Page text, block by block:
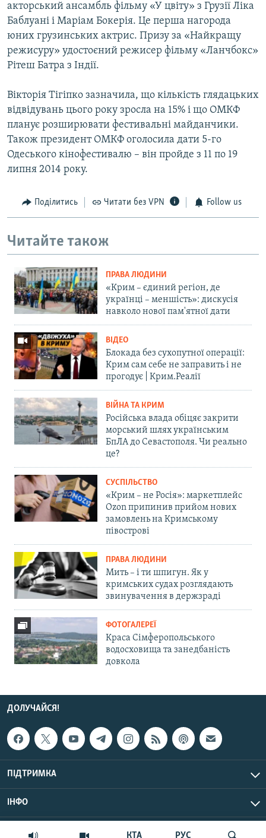
КТА РУС
акторський ансамбль фільму «У цвіту» з Грузії Ліка
Баблуані і Маріам Бокерія. Це перша нагорода
юних грузинських актрис. Призу за «Найкращу
режисуру» удостоєний режисер фільму «Ланчбокс»
Рітеш Батра з Індії.
Вікторія Тігіпко зазначила, що кількість глядацьких
відвідувань цього року зросла на 15% і що ОМКФ
планує розширювати фестивальні майданчики.
Також президент ОМКФ оголосила дати 5-го
Одеського кінофестивалю – він пройде з 11 по 19
липня 2014 року.
Поділитись Читати без VPN Follow us
Читайте також
ПРАВА ЛЮДИНИ
«Крим – єдиний регіон, де
українці – меншість»: дискусія
навколо нової пам'ятної дати
ВІДЕО
Блокада без сухопутної операції:
Крим сам себе не заправить і не
прогодує | Крим.Реалії
ВІЙНА ТА КРИМ
Російська влада обіцяє закрити
морський шлях українським
БпЛА до Севастополя. Чи реально
це?
СУСПІЛЬСТВО
«Крим – не Росія»: маркетплейс
Ozon припинив прийом нових
замовлень на Кримському
півострові
ПРАВА ЛЮДИНИ
Мить – і ти шпигун. Як у
кримських судах розглядають
звинувачення в держзраді
ФОТОГАЛЕРЕЇ
Краса Сімферопольського
водосховища та занедбаність
довкола
ДОЛУЧАЙСЯ!
ПІДТРИМКА
ІНФО
© Крим.Реалії, 2026 | Усі права застережено.